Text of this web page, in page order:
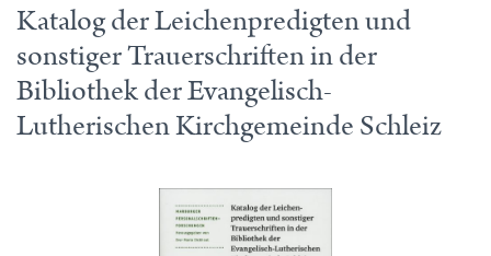
Katalog der Leichenpredigten und
sonstiger Trauerschriften in der
Bibliothek der Evangelisch-
Lutherischen Kirchgemeinde Schleiz